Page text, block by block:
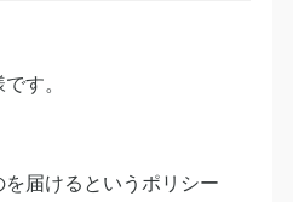
す。
届けるというポリシー